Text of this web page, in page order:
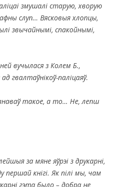
змушалі старую, хворую
слуп… Вясковыя хлопцы,
звычайнымі, спакойнымі,
вучылася з Колем Б.,
гвалтаўнікоў-паліцаяў.
такое, а то… Не, лепш
за мяне яўрэі з друкарні,
першай кнігі. Як пілі мы, чам
гэта было – добра не